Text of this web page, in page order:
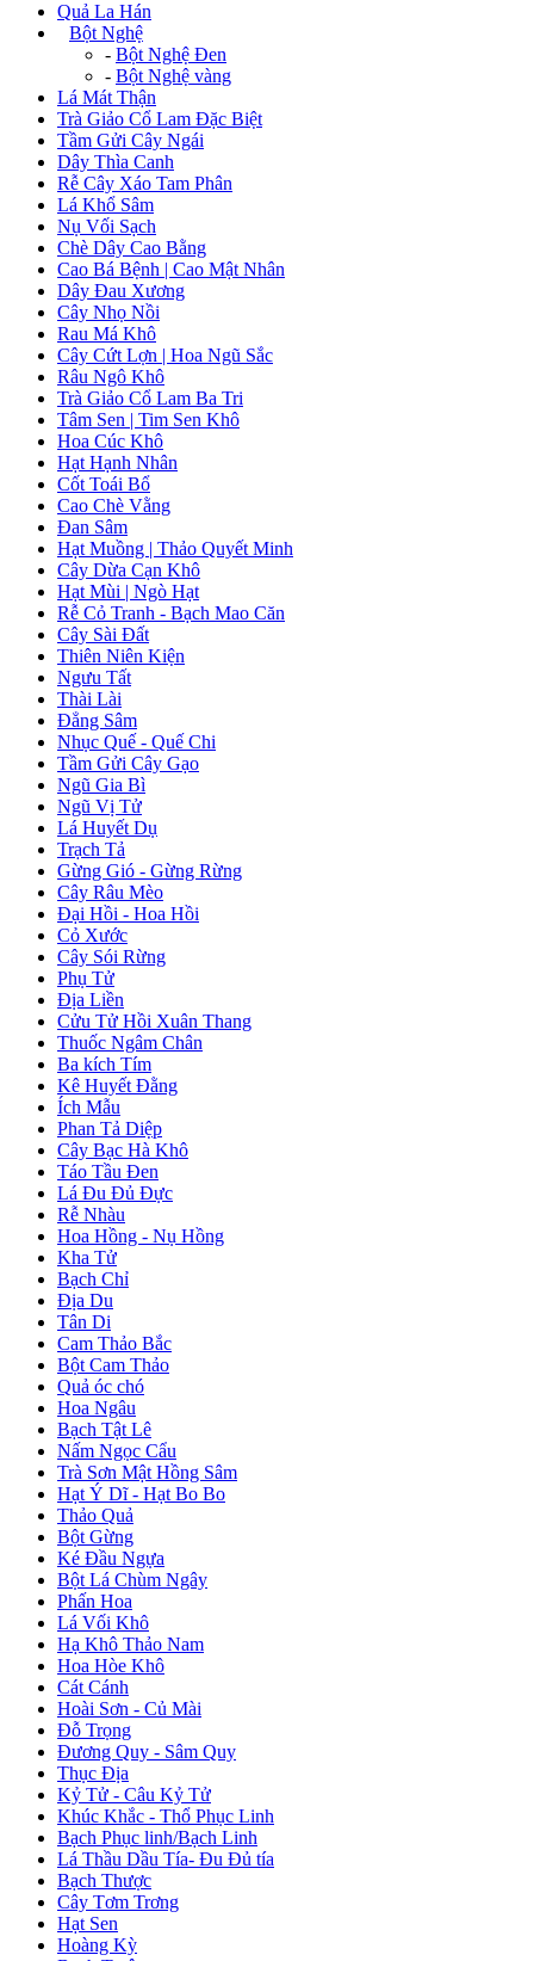
Quả La Hán
Bột Nghệ
- Bột Nghệ Đen
- Bột Nghệ vàng
Lá Mát Thận
Trà Giảo Cổ Lam Đặc Biệt
Tầm Gửi Cây Ngái
Dây Thìa Canh
Rễ Cây Xáo Tam Phân
Lá Khổ Sâm
Nụ Vối Sạch
Chè Dây Cao Bằng
Cao Bá Bệnh | Cao Mật Nhân
Dây Đau Xương
Cây Nhọ Nồi
Rau Má Khô
Cây Cứt Lợn | Hoa Ngũ Sắc
Râu Ngô Khô
Trà Giảo Cổ Lam Ba Tri
Tâm Sen | Tim Sen Khô
Hoa Cúc Khô
Hạt Hạnh Nhân
Cốt Toái Bổ
Cao Chè Vằng
Đan Sâm
Hạt Muồng | Thảo Quyết Minh
Cây Dừa Cạn Khô
Hạt Mùi | Ngò Hạt
Rễ Cỏ Tranh - Bạch Mao Căn
Cây Sài Đất
Thiên Niên Kiện
Ngưu Tất
Thài Lài
Đẳng Sâm
Nhục Quế - Quế Chi
Tầm Gửi Cây Gạo
Ngũ Gia Bì
Ngũ Vị Tử
Lá Huyết Dụ
Trạch Tả
Gừng Gió - Gừng Rừng
Cây Râu Mèo
Đại Hồi - Hoa Hồi
Cỏ Xước
Cây Sói Rừng
Phụ Tử
Địa Liền
Cửu Tử Hồi Xuân Thang
Thuốc Ngâm Chân
Ba kích Tím
Kê Huyết Đằng
Ích Mẫu
Phan Tả Diệp
Cây Bạc Hà Khô
Táo Tầu Đen
Lá Đu Đủ Đực
Rễ Nhàu
Hoa Hồng - Nụ Hồng
Kha Tử
Bạch Chỉ
Địa Du
Tân Di
Cam Thảo Bắc
Bột Cam Thảo
Quả óc chó
Hoa Ngâu
Bạch Tật Lê
Nấm Ngọc Cẩu
Trà Sơn Mật Hồng Sâm
Hạt Ý Dĩ - Hạt Bo Bo
Thảo Quả
Bột Gừng
Ké Đầu Ngựa
Bột Lá Chùm Ngây
Phấn Hoa
Lá Vối Khô
Hạ Khô Thảo Nam
Hoa Hòe Khô
Cát Cánh
Hoài Sơn - Củ Mài
Đỗ Trọng
Đương Quy - Sâm Quy
Thục Địa
Kỷ Tử - Câu Kỷ Tử
Khúc Khắc - Thổ Phục Linh
Bạch Phục linh/Bạch Linh
Lá Thầu Dầu Tía- Đu Đủ tía
Bạch Thược
Cây Tơm Trơng
Hạt Sen
Hoàng Kỳ